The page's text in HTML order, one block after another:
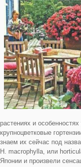
растениях и
крупноцветковые
знаем их сейчас под
H. macrophylla, или
Японии и произвели